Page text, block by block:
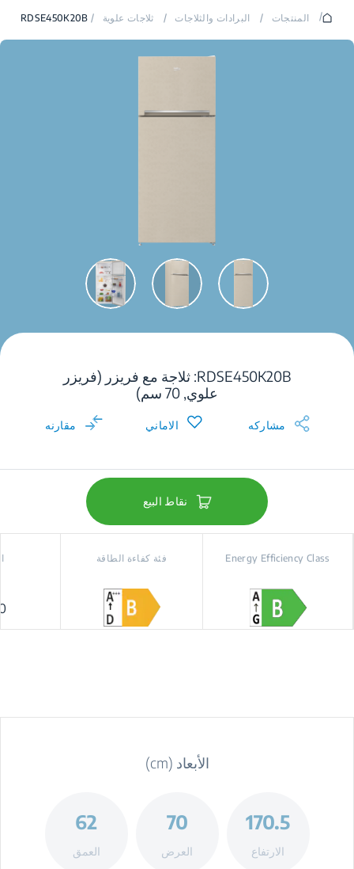
/ المنتجات / البرادات والثلاجات / ثلاجات علوية /
RDSE450K20B
RDSE450K20B: ثلاجة مع فريزر (فريزر
علوي, 70 سم)
مشاركه الاماني مقارنه
نقاط البيع
Energy Efficiency Class فئة كفاءة الطاقة
الأبعاد (cm)
170.5
الارتفاع
70
العرض
62
العمق